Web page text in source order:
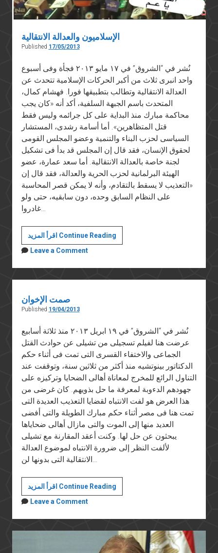
الإسلاميون والعدالة الانتقالية
Published 17/05/2013
نُشر في “الشروق” في ١٧ مايو ٢٠١٣ فجأة وفى أسبوع
واحد انبرى ثلاث من أكبر الحركات الإسلامية تتحدث عن
العدالة الانتقالية وتطالب بتطبيقها فورا. فهشام كمال،
المتحدث باسم الجبهة السلفية، أكد أنه «كان يجب
محاكمة مبارك منذ البداية على كل جرائمه وليس فقط
قتل المتظاهرين». أما أسامة رشدى، المستشار
السياسى لحزب البناء والتنمية وعضو المجلس القومى
لحقوق الإنسان، فقد قال إن المجلس قد بدأ فى تشكيل
لجنة خاصة بالعدالة الانتقالية. أما سعد عمارة، عضو
الهيئة البرلمانية لحزب الحرية والعدالة، فقد قال إن
«التعذيب لا يسقط بالتقادم، وأنه لا يمكن قصر المحاسبة
على النظام السابق وحده، دون سابقيه، حتى ولو
غادروا…
اقرأ المزيد Continue Readingالإسلاميون
والعدالة
Leave a Comment
صمت الإخوان
Published 19/04/2013
نُشر في “الشروق” في ١٩ ابريل ٢٠١٣ منذ ثلاثة أسابيع
عرضت هنا لفيلم تسجيلى من تشيلى عن حوادث القتل
الجماعى والاختفاء القسرى التى تمت فى أثناء حكم
الدكتاتور بينوتشيه منذ أكثر من ثلاثين سنة، وتوقفت عند
التناول الرائع للمخرج لمعاناة أهالى الضحايا وتركيزه على
جهودهم الدءوبة لمعرفة ما حل بذويهم. كان غرضى من
هذا العرض هو لفت الانتباه لقضايا التعذيب العديدة التى
تمت هنا فى مصر أثناء حكم مبارك الطويلة والتى أفضى
العديد منها إلى الموت والتى مازال أهالى ضحاياها
يبحثون عن حل لها. وكنت أعقد المقارنة مع تشيلى
لألفت النظر إلى ضرورة الانتباه لموضوع العدالة
الانتقالية التى بدونها لن…
اقرأ المزيد Continue Readingصمت
الإخوان
Leave a Comment